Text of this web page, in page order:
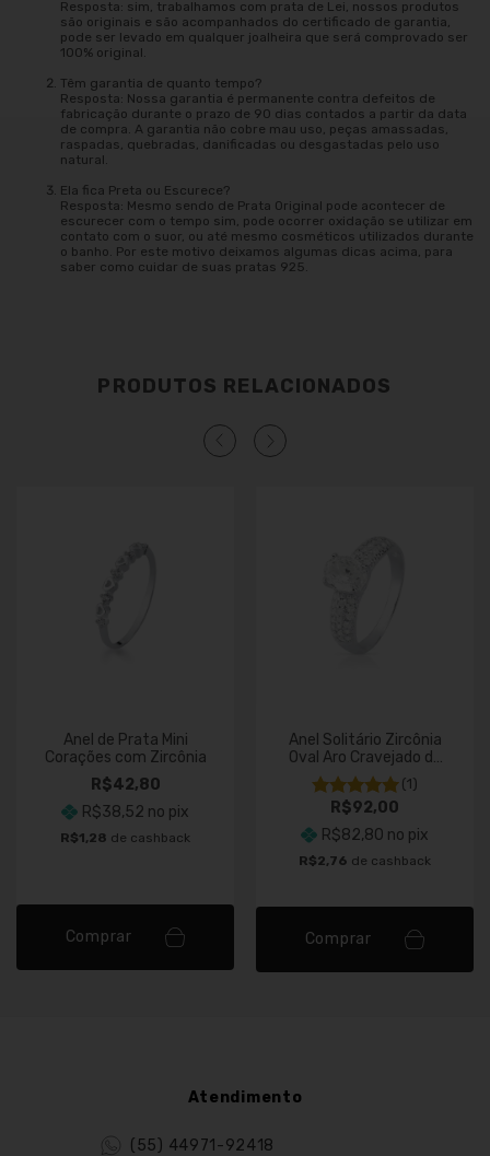
Resposta: sim, trabalhamos com prata de Lei, nossos produtos
são originais e são acompanhados do certificado de garantia,
pode ser levado em qualquer joalheira que será comprovado ser
100% original.
Têm garantia de quanto tempo?
Resposta: Nossa garantia é permanente contra defeitos de
fabricação durante o prazo de 90 dias contados a partir da data
de compra. A garantia não cobre mau uso, peças amassadas,
raspadas, quebradas, danificadas ou desgastadas pelo uso
natural.
Ela fica Preta ou Escurece?
Resposta: Mesmo sendo de Prata Original pode acontecer de
escurecer com o tempo sim, pode ocorrer oxidação se utilizar em
contato com o suor, ou até mesmo cosméticos utilizados durante
o banho. Por este motivo deixamos algumas dicas acima, para
saber como cuidar de suas pratas 925.
PRODUTOS RELACIONADOS
Anel de Prata Mini
Corações com Zircônia
R$42,80
R$38,52 no pix
R$1,28 de cashback
Comprar
Anel Solitário Zircônia
Oval Aro Cravejado de
Prata
(1)
R$92,00
R$82,80 no pix
R$2,76 de cashback
Comprar
Atendimento
(55) 44971-92418